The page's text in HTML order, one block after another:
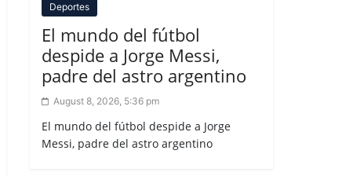
Deportes
El mundo del fútbol
despide a Jorge Messi,
padre del astro argentino
August 8, 2026, 5:36 pm
El mundo del fútbol despide a Jorge
Messi, padre del astro argentino